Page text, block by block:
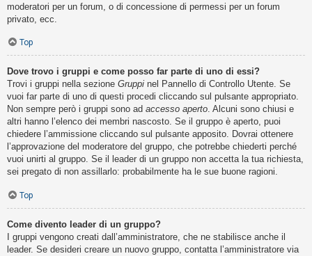
moderatori per un forum, o di concessione di permessi per un forum
privato, ecc.
Top
Dove trovo i gruppi e come posso far parte di uno di essi?
Trovi i gruppi nella sezione Gruppi nel Pannello di Controllo Utente. Se
vuoi far parte di uno di questi procedi cliccando sul pulsante appropriato.
Non sempre però i gruppi sono ad accesso aperto. Alcuni sono chiusi e
altri hanno l’elenco dei membri nascosto. Se il gruppo è aperto, puoi
chiedere l’ammissione cliccando sul pulsante apposito. Dovrai ottenere
l’approvazione del moderatore del gruppo, che potrebbe chiederti perché
vuoi unirti al gruppo. Se il leader di un gruppo non accetta la tua richiesta,
sei pregato di non assillarlo: probabilmente ha le sue buone ragioni.
Top
Come divento leader di un gruppo?
I gruppi vengono creati dall’amministratore, che ne stabilisce anche il
leader. Se desideri creare un nuovo gruppo, contatta l’amministratore via